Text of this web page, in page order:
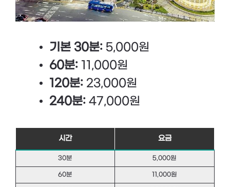
기본 30분: 5,000원
60분: 11,000원
120분: 23,000원
240분: 47,000원
시간 요금
30분 5,000원
60분 11,000원